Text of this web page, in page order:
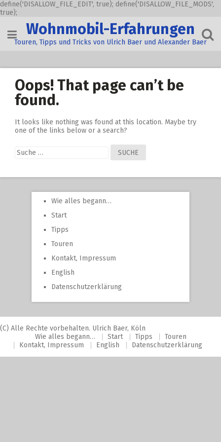
define('DISALLOW_FILE_EDIT', true); define('DISALLOW_FILE_MODS',
true);
content
Wohnmobil-Erfahrungen
Touren, Tipps und Tricks von Ulrich Baer und Alexander Baer
Oops! That page can’t be
found.
It looks like nothing was found at this location. Maybe try
one of the links below or a search?
Suche
nach:
Wie alles begann…
Start
Tipps
Touren
Kontakt, Impressum
English
Datenschutzerklärung
(C) Alle Rechte vorbehalten. Ulrich Baer, Köln
Wie alles begann…
Start Tipps
Touren
Kontakt, Impressum
English Datenschutzerklärung